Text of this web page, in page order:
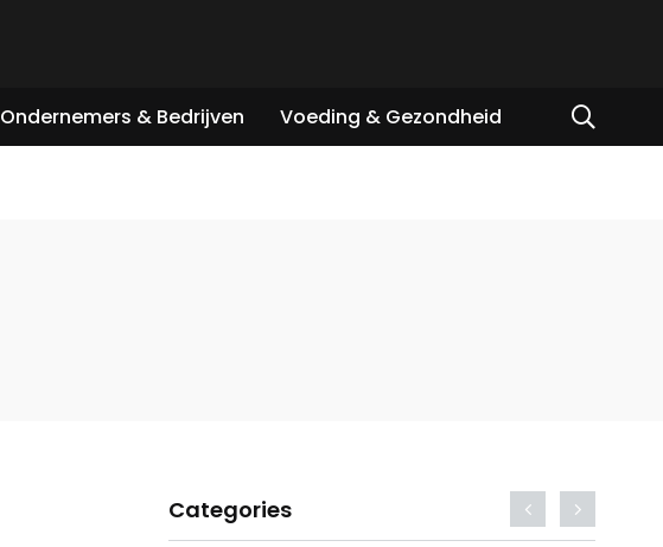
Ondernemers & Bedrijven Voeding & Gezondheid
Categories